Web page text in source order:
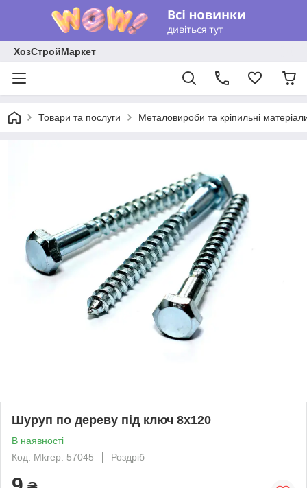
ХозСтройМаркет
Товари та послуги Металовироби та кріпильні
Шуруп по дереву під ключ 8х120
В наявності
Код: Mkrep. 57045
Роздріб